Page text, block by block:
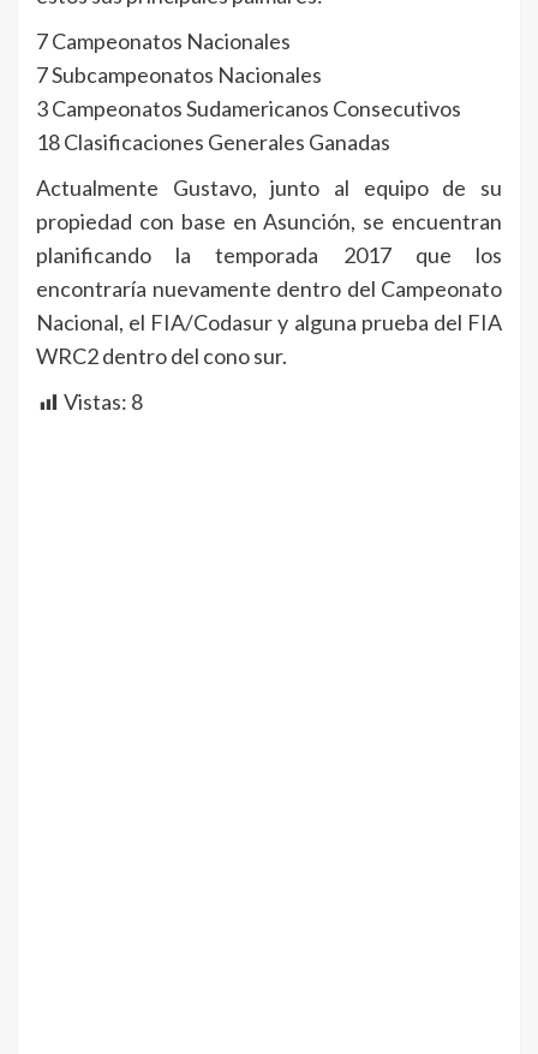
7 Campeonatos Nacionales
7 Subcampeonatos Nacionales
3 Campeonatos Sudamericanos Consecutivos
18 Clasificaciones Generales Ganadas
Actualmente Gustavo, junto al equipo de su
propiedad con base en Asunción, se encuentran
planificando la temporada 2017 que los
encontraría nuevamente dentro del Campeonato
Nacional, el FIA/Codasur y alguna prueba del FIA
WRC2 dentro del cono sur.
Vistas: 8